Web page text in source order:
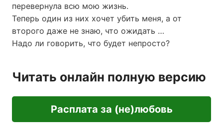
перевернула всю мою жизнь.
Теперь один из них хочет убить меня, а от
второго даже не знаю, что ожидать …
Надо ли говорить, что будет непросто?
Читать онлайн полную версию
Расплата за (не)любовь